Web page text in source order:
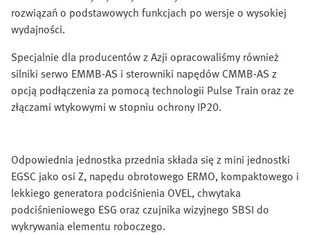
rozwiązań o podstawowych funkcjach po wersje o wysokiej
wydajności.
Specjalnie dla producentów z Azji opracowaliśmy również
silniki serwo EMMB-AS i sterowniki napędów CMMB-AS z
opcją podłączenia za pomocą technologii Pulse Train oraz ze
złączami wtykowymi w stopniu ochrony IP20.
Odpowiednia jednostka przednia składa się z mini jednostki
EGSC jako osi Z, napędu obrotowego ERMO, kompaktowego i
lekkiego generatora podciśnienia OVEL, chwytaka
podciśnieniowego ESG oraz czujnika wizyjnego SBSI do
wykrywania elementu roboczego.